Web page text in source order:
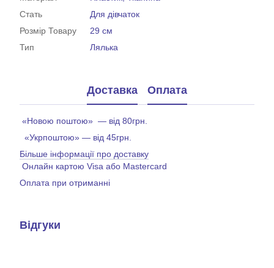
Стать
Для дівчаток
Розмір Товару
29 см
Тип
Лялька
Доставка Оплата
«Новою поштою» — від 80грн.
«Укрпоштою» — від 45грн.
Більше інформації про доставку
Онлайн картою Visa або Mastercard
Оплата при отриманні
Відгуки